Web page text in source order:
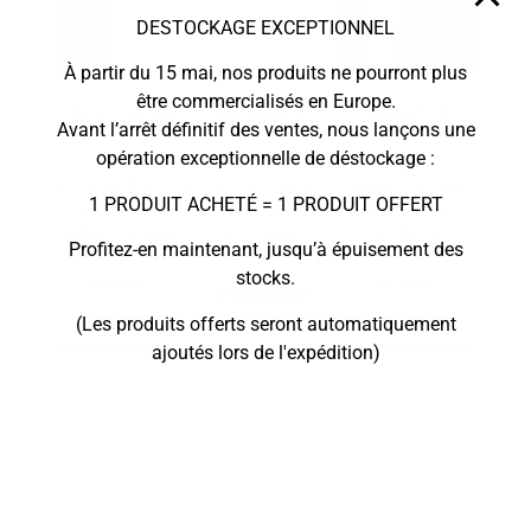
DOULEURS
Le CBD
bien-être en
les tensions et
Découvrir la gamme
SOMMEIL
Un rituel naturel et
accompagner
inviter au sommeil.
ANXIÉTÉ
Une sélection
des instants
d’harmonie au
Découvrir la gamme
DESTOCKAGE EXCEPTIONNEL
À partir du 15 mai, nos produits ne pourront plus
être commercialisés en Europe.
Avant l’arrêt définitif des ventes, nous lançons une
opération exceptionnelle de déstockage :
1 PRODUIT ACHETÉ = 1 PRODUIT OFFERT
Profitez-en maintenant, jusqu’à épuisement des
stocks.
(Les produits offerts seront automatiquement
ajoutés lors de l'expédition)